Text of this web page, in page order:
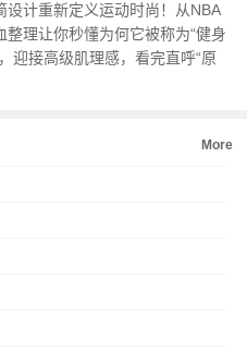
计重新定义运动时尚！从NBA
理让你秒懂为何它被称为“健身
迎接高级肌理感，看完直呼“原
More